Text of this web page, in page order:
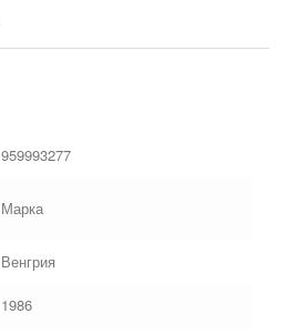
959993277
Марка
Венгрия
1986